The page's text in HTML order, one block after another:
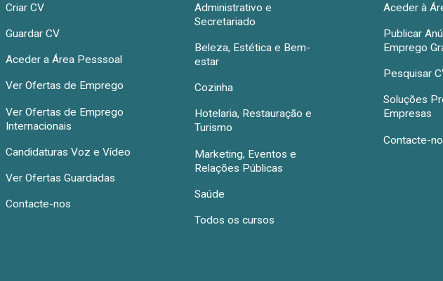
Criar CV
Guardar CV
Aceder a Área Pesssoal
Ver Ofertas de Emprego
Ver Ofertas de Emprego
Internacionais
Candidaturas Voz e Vídeo
Ver Ofertas Guardadas
Contacte-nos
Administrativo e
Secretariado
Beleza, Estética e Bem-
estar
Cozinha
Hotelaria, Restauração e
Turismo
Marketing, Eventos e
Relações Públicas
Saúde
Todos os cursos
Aceder à
Publicar
Emprego
Pesquisar
Soluções
Empresas
Contacte-